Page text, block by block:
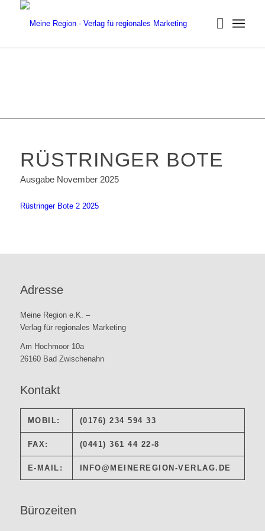
RÜSTRINGER BOTE
Ausgabe November 2025
Rüstringer Bote 2 2025
Adresse
Meine Region e.K. –
Verlag für regionales Marketing
Am Hochmoor 10a
26160 Bad Zwischenahn
Kontakt
MOBIL: (0176) 234 594 33
FAX: (0441) 361 44 22-8
E-MAIL: INFO@MEINEREGION-VERLAG.DE
Bürozeiten